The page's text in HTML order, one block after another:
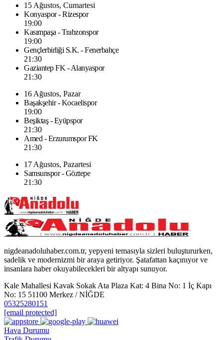
15 Ağustos, Cumartesi
Konyaspor - Rizespor
19:00
Kasımpaşa - Trabzonspor
19:00
Gençlerbirliği S.K. - Fenerbahçe
21:30
Gaziantep FK - Alanyaspor
21:30
16 Ağustos, Pazar
Başakşehir - Kocaelispor
19:00
Beşiktaş - Eyüpspor
21:30
Amed - Erzurumspor FK
21:30
17 Ağustos, Pazartesi
Samsunspor - Göztepe
21:30
nigdeanadoluhaber.com.tr, yepyeni temasıyla sizleri buluştururken,
sadelik ve modernizmi bir araya getiriyor. Şatafattan kaçınıyor ve
insanlara haber okuyabilecekleri bir altyapı sunuyor.
Kale Mahallesi Kavak Sokak Ata Plaza Kat: 4 Bina No: 1 İç Kapı
No: 15 51100 Merkez / NİĞDE
05325280151
[email protected]
Hava Durumu